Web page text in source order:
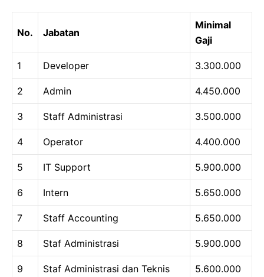
No. Jabatan
Minimal
Gaji
1 Developer 3.300.000
2 Admin 4.450.000
3 Staff Administrasi 3.500.000
4 Operator 4.400.000
5 IT Support 5.900.000
6 Intern 5.650.000
7 Staff Accounting 5.650.000
8 Staf Administrasi 5.900.000
9 Staf Administrasi dan Teknis 5.600.000